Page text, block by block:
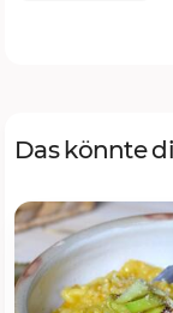
Das könnte